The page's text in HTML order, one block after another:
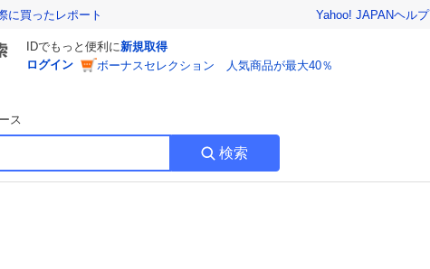
に買ったレポート Yahoo! JAPANヘルプ
IDでもっと便利に新規取得
ログイン
ボーナスセレクション 人気商品が最大40％
ス
検索